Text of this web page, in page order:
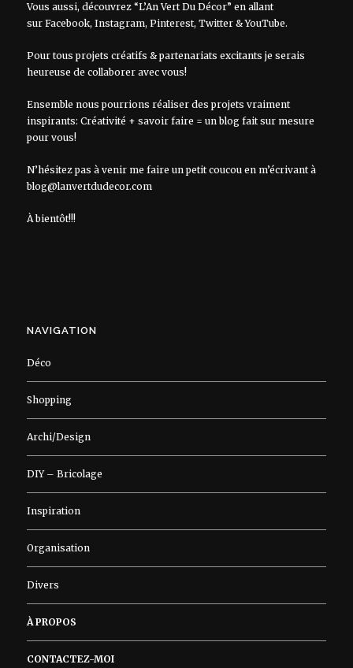
Vous aussi, découvrez “L’An Vert Du Décor” en allant
sur Facebook, Instagram, Pinterest, Twitter&YouTube.
Pour tous projets créatifs & partenariats excitants je serais
heureuse de collaborer avec vous!
Ensemble nous pourrions réaliser des projets vraiment
inspirants: Créativité + savoir faire = un blog fait sur mesure
pour vous!
N’hésitez pas à venir me faire un petit coucou en m’écrivant à
blog@lanvertdudecor.com
À bientôt!!!
NAVIGATION
Déco
Shopping
Archi/Design
DIY – Bricolage
Inspiration
Organisation
Divers
À PROPOS
CONTACTEZ-MOI